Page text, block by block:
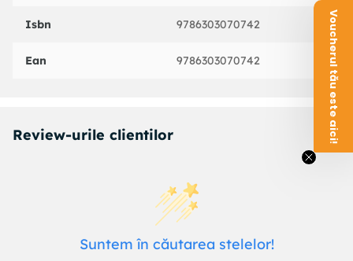
Isbn 9786303070742
Ean 9786303070742
Review-urile clientilor
Suntem în căutarea stelelor!
Voucherul tău este aici!